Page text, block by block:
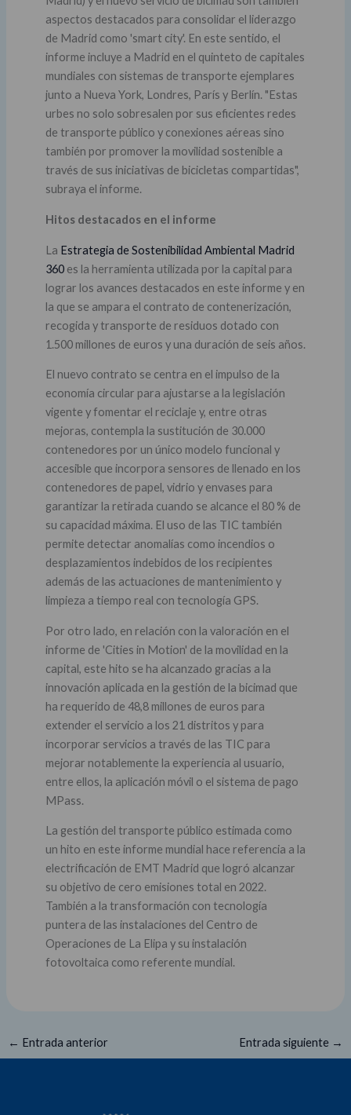
aspectos destacados para consolidar el liderazgo
de Madrid como 'smart city'. En este sentido, el
informe incluye a Madrid en el quinteto de capitales
mundiales con sistemas de transporte ejemplares
junto a Nueva York, Londres, París y Berlín. "Estas
urbes no solo sobresalen por sus eficientes redes
de transporte público y conexiones aéreas sino
también por promover la movilidad sostenible a
través de sus iniciativas de bicicletas compartidas",
subraya el informe.
Hitos destacados en el informe
La Estrategia de Sostenibilidad Ambiental Madrid
360es la herramienta utilizada por la capital para
lograr los avances destacados en este informe y en
la que se ampara el contrato de contenerización,
recogida y transporte de residuos dotado con
1.500 millones de euros y una duración de seis años.
El nuevo contrato se centra en el impulso de la
economía circular para ajustarse a la legislación
vigente y fomentar el reciclaje y, entre otras
mejoras, contempla la sustitución de 30.000
contenedores por un único modelo funcional y
accesible que incorpora sensores de llenado en los
contenedores de papel, vidrio y envases para
garantizar la retirada cuando se alcance el 80 % de
su capacidad máxima. El uso de las TIC también
permite detectar anomalías como incendios o
desplazamientos indebidos de los recipientes
además de las actuaciones de mantenimiento y
limpieza a tiempo real con tecnología GPS.
Por otro lado, en relación con la valoración en el
informe de 'Cities in Motion' de la movilidad en la
capital, este hito se ha alcanzado gracias a la
innovación aplicada en la gestión de la bicimad que
ha requerido de 48,8 millones de euros para
extender el servicio a los 21 distritos y para
incorporar servicios a través de las TIC para
mejorar notablemente la experiencia al usuario,
entre ellos, la aplicación móvil o el sistema de pago
MPass.
La gestión del transporte público estimada como
un hito en este informe mundial hace referencia a la
electrificación de EMT Madrid que logró alcanzar
su objetivo de cero emisiones total en 2022.
También a la transformación con tecnología
puntera de las instalaciones del Centro de
Operaciones de La Elipa y su instalación
fotovoltaica como referente mundial.
← Entrada anterior Entrada siguiente →